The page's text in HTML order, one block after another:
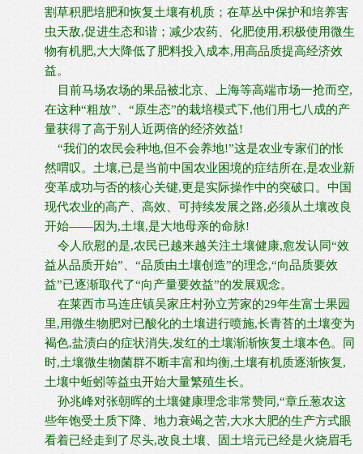
割草积肥培肥和恢复土壤有机质；在草丛中保护和培养害
虫天敌,促进生态和谐；减少农药、化肥使用,积极使用微生
物有机肥,大大降低了肥料投入成本,用高品质提高经济效
益。
目前马场农场的果品被北京、上海等高端市场一抢而空,
在这种“粗放”、“原生态”的栽培模式下,他们用七八成的产
量获得了高于别人近两倍的经济效益!
“我们的农民会种地,但不会养地!”这是农业专家们的怅
然喟叹。土壤,已是当前中国农业困境的症结所在,是农业新
变革成功与否的核心关键,更是实际操作中的突破口。中国
现代农业的高产、高效、可持续发展之路,必须从土壤改良
开始——因为,土壤,是大地母亲的命脉!
令人欣慰的是,农民已越来越关注土壤健康,愈发认同“效
益从品质开始”、“品质由土壤创造”的理念,“向品质要效
益”已逐渐取代了“向产量要效益”的发展观念。
在莱西市马连庄镇吴家庄村孙立芳家的29年生富士果园
里,用微生物肥对已酸化的土壤进行喷施,长青苔的土壤变为
褐色,盐渍白的症状消失,发红的土壤渐渐恢复土壤本色。同
时,土壤微生物菌群不断丰富和均衡,土壤有机质逐渐恢复,
土壤中蚯蚓等益虫开始大量繁殖生长。
孙兆峰对张朝晖的土壤健康理念非常赞同,“章丘葱农这
些年饱受土质下降、地力衰竭之苦,大水大肥的生产方式眼
看着已经走到了尽头,改良土壤、固土培元已经是火烧眉毛